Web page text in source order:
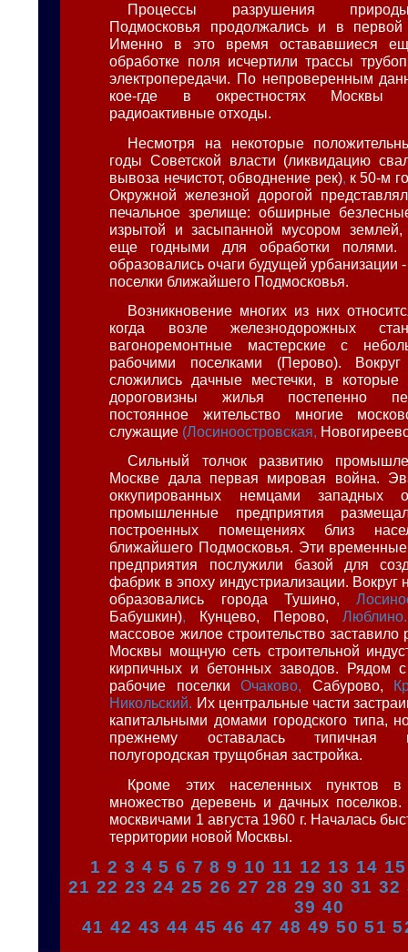
Процессы разрушения
Подмосковья продолжались и в
Именно в это время остававшиеся
обработке поля исчертили трассы
электропередачи. По непроверенным
кое-где в окрестностях Москвы
радиоактивные отходы.
Несмотря на некоторые
годы Советской власти (ликвидацию
вывоза нечистот, обводнение рек), к 50-м
Окружной железной дорогой
печальное зрелище: обширные
изрытой и засыпанной мусором
еще годными для обработки
образовались очаги будущей урбанизации
поселки ближайшего Подмосковья.
Возникновение многих из них
когда возле железнодорожных
вагоноремонтные мастерские с
рабочими поселками (Перово). Вокруг
сложились дачные местечки, в которые
дороговизны жилья постепенно
постоянное жительство многие
служащие (Лосиноостровская,
Сильный толчок развитию
Москве дала первая мировая война.
оккупированных немцами западных
промышленные предприятия
построенных помещениях близ
ближайшего Подмосковья. Эти
предприятия послужили базой для
фабрик в эпоху индустриализации. Вокруг
образовались города Тушино,
Бабушкин), Кунцево, Перово,Люблино.
массовое жилое строительство заставило
Москвы мощную сеть строительной
кирпичных и бетонных заводов. Рядом
рабочие поселкиОчаково, Сабурово,
Никольский. Их центральные части
капитальными домами городского типа,
прежнему оставалась типичная
полугородская трущобная застройка.
Кроме этих населенных пунктов
множество деревень и дачных
москвичами 1 августа 1960 г. Началась
территории новой Москвы.
1 2 3 4 5 6 7 8 9 10 11 12 13 14 15
21 22 23 24 25 26 27 28 29 30 31 32
39 40
41 42 43 44 45 46 47 48 49 50 51